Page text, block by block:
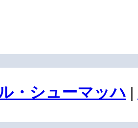
・シューマッハ |